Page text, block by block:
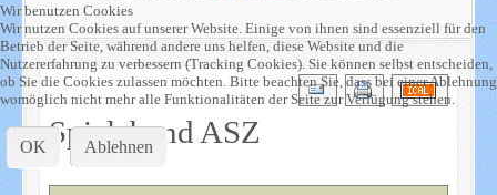
Spielabend ASZ
Wir benutzen Cookies
Wir nutzen Cookies auf unserer Website. Einige von ihnen sind essenziell für den
Betrieb der Seite, während andere uns helfen, diese Website und die
Nutzererfahrung zu verbessern (Tracking Cookies). Sie können selbst entscheiden,
ob Sie die Cookies zulassen möchten. Bitte beachten Sie, dass bei einer Ablehnung
womöglich nicht mehr alle Funktionalitäten der Seite zur Verfügung stehen.
OK Ablehnen